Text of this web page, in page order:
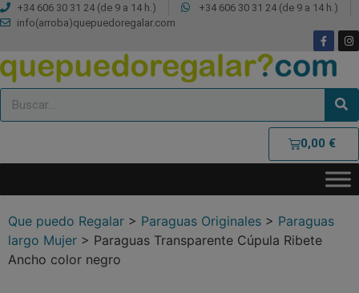
+34 606 30 31 24 (de 9 a 14 h.)
+34 606 30 31 24 (de 9 a 14 h.)
info(arroba)quepuedoregalar.com
0,00 €
Que puedo Regalar > Paraguas Originales > Paraguas
largo Mujer > Paraguas Transparente Cúpula Ribete
Ancho color negro